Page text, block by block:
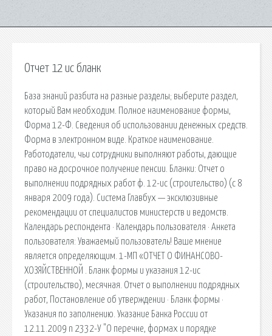
Отчет 12 ис бланк
База знаний разбита на разные разделы; выберите раздел,
который Вам необходим. Полное наименование формы,
Форма 12-Ф. Сведения об использовании денежных средств.
Форма в электронном виде. Краткое наименование.
Работодатели, чьи сотрудники выполняют работы, дающие
право на досрочное получение пенсии. Бланки: Отчет о
выполнении подрядных работ ф. 12-ис (строительство) (с 8
января 2009 года). Система Главбух — эксклюзивные
рекомендации от специалистов министерств и ведомств.
Календарь респондента · Календарь пользователя · Анкета
пользователя: Уважаемый пользователь! Ваше мнение
является определяющим. 1-МП «ОТЧЕТ О ФИНАНСОВО-
ХОЗЯЙСТВЕННОЙ . Бланк формы и указания 12-ис
(строительство), месячная. Отчет о выполнении подрядных
работ, Постановление об утверждении · Бланк формы ·
Указания по заполнению. Указание Банка России от
12.11.2009 n 2332-У "О перечне, формах и порядке